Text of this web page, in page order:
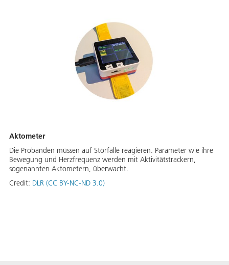
Aktometer
Die Probanden müssen auf Störfälle reagieren. Parameter wie ihre
Bewegung und Herzfrequenz werden mit Aktivitätstrackern,
sogenannten Aktometern, überwacht.
Credit: DLR (CC BY-NC-ND 3.0)